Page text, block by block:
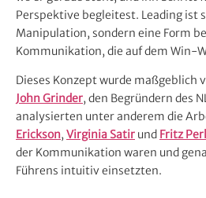
Perspektive begleitest. Leading ist
Manipulation, sondern eine Form
Kommunikation, die auf dem Win-
Dieses Konzept wurde maßgeblich
John Grinder, den Begründern des
analysierten unter anderem die
Erickson, Virginia Satir und Fritz
der Kommunikation waren und
Führens intuitiv einsetzten.